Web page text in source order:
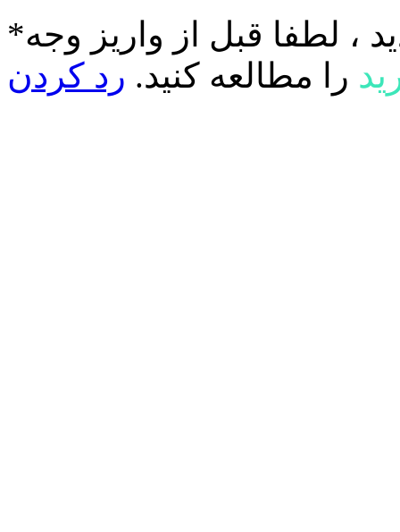
، لطفا قبل از واریز وجه
را مطالعه کنید. رد کردن